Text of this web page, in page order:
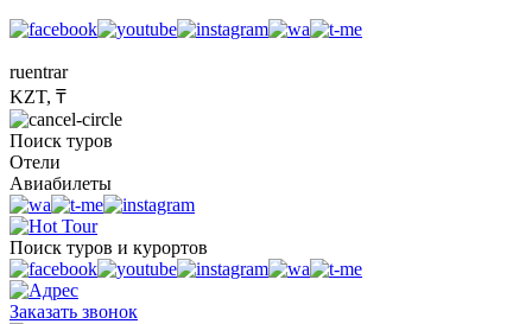
ruentrar
KZT, ₸
Поиск туров
Отели
Авиабилеты
Поиск туров и курортов
Заказать звонок